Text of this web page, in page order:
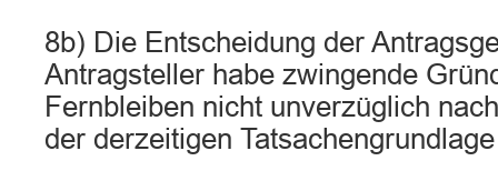
8b) Die Entscheidung der
Antragsteller habe zwingende
Fernbleiben nicht unverzüglich
der derzeitigen